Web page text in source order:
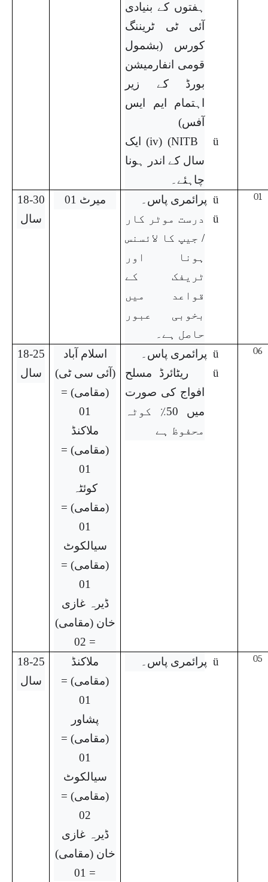
ہفتوں کے بنیادی
آئی ٹی ٹریننگ
کورس (بشمول
قومی انفارمیشن
بورڈ کے زیر
اہتمام ایم ایس
آفس)
ü
iv) (NITB) ایک
سال کے اندر ہونا
چاہئے۔
01
ü پرائمری پاس۔
ü
درست موٹر کار
/ جیپ کا لائسنس
ہونا اور
ٹریفک کے
قواعد میں
بخوبی عبور
حاصل ہے۔
میرٹ 01
18-30
سال
06
ü پرائمری پاس۔
ü
ریٹائرڈ مسلح
افواج کی صورت
میں 50٪ کوٹہ
محفوظ ہے
اسلام آباد
(آئی سی ٹی)
(مقامی) =
01
ملاکنڈ
(مقامی) =
01
کوئٹہ
(مقامی) =
01
سیالکوٹ
(مقامی) =
01
ڈیرہ غازی
خان (مقامی)
= 02
18-25
سال
05
ü پرائمری پاس۔
ملاکنڈ
(مقامی) =
01
پشاور
(مقامی) =
01
سیالکوٹ
(مقامی) =
02
ڈیرہ غازی
خان (مقامی)
= 01
18-25
سال